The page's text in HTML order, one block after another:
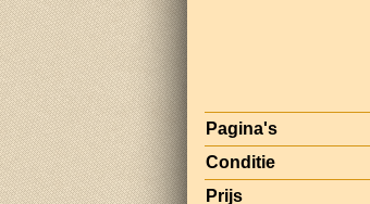
Pagina's
Conditie
Prijs